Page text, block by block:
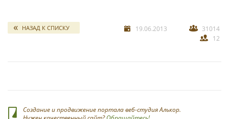
*
*
НАЗАД К СПИСКУ 19.06.2013
31014
12
Создание и продвижение портала веб-студия Алькор.